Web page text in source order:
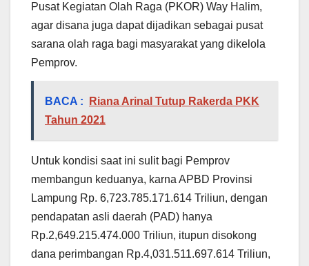
Pusat Kegiatan Olah Raga (PKOR) Way Halim,
agar disana juga dapat dijadikan sebagai pusat
sarana olah raga bagi masyarakat yang dikelola
Pemprov.
BACA :
Riana Arinal Tutup Rakerda PKK
Tahun 2021
Untuk kondisi saat ini sulit bagi Pemprov
membangun keduanya, karna APBD Provinsi
Lampung Rp. 6,723.785.171.614 Triliun, dengan
pendapatan asli daerah (PAD) hanya
Rp.2,649.215.474.000 Triliun, itupun disokong
dana perimbangan Rp.4,031.511.697.614 Triliun,